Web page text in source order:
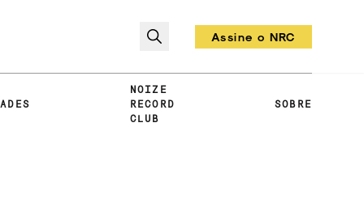
Assine o NRC
NOIZE
RECORD
CLUB
SOBRE